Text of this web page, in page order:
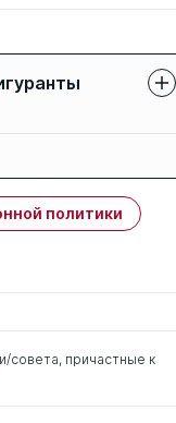
0 4
политики
совета, причастные к